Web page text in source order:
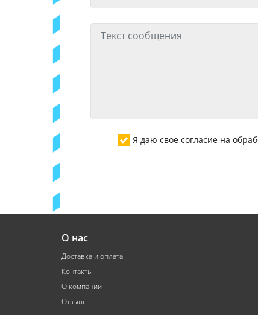
Я даю свое согласие на
О нас
Доставка и оплата
Контакты
О компании
Отзывы